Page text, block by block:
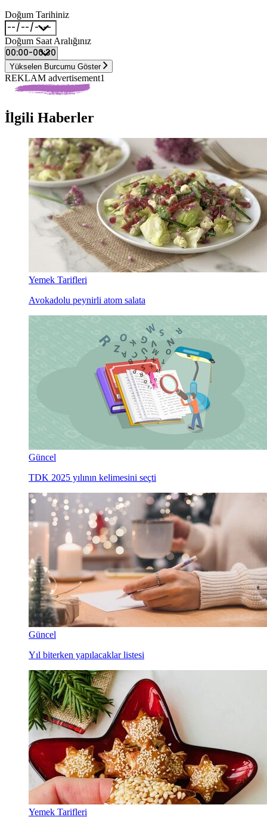
Doğum Tarihiniz
Doğum Saat Aralığınız
Yükselen Burcumu Göster
REKLAM advertisement1
İlgili Haberler
Yemek Tarifleri
Avokadolu peynirli atom salata
Güncel
TDK 2025 yılının kelimesini seçti
Güncel
Yıl biterken yapılacaklar listesi
Yemek Tarifleri